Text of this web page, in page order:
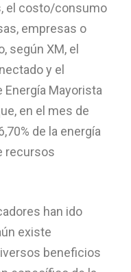
el costo/consumo
empresas o
según XM, el
y el
Energía Mayorista
en el mes de
de la energía
recursos
han ido
existe
beneficios